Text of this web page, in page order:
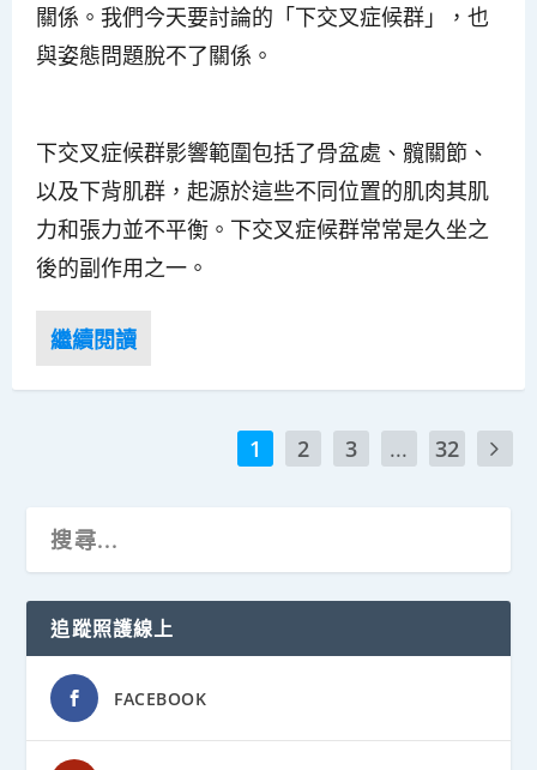
關係。我們今天要討論的「下交叉症候群」，也
與姿態問題脫不了關係。
下交叉症候群影響範圍包括了骨盆處、髖關節、
以及下背肌群，起源於這些不同位置的肌肉其肌
力和張力並不平衡。下交叉症候群常常是久坐之
後的副作用之一。
1 2 3 ... 32
追蹤照護線上
FACEBOOK